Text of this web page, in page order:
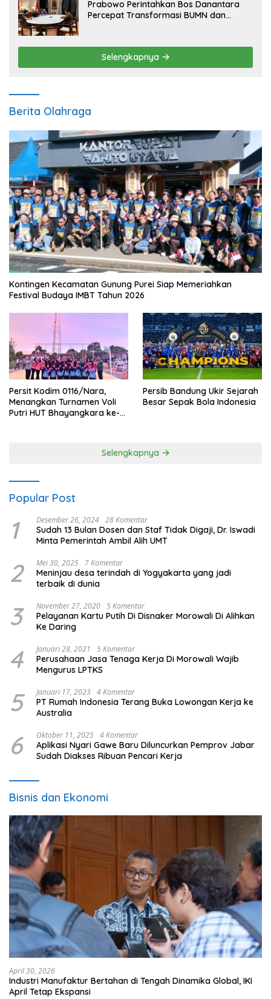
Prabowo Perintahkan Bos Danantara
Percepat Transformasi BUMN dan
Selengkapnya
Berita Olahraga
Kontingen Kecamatan Gunung Purei Siap Memeriahkan
Festival Budaya IMBT Tahun 2026
Persit Kodim 0116/Nara,
Menangkan Turnamen Voli
Putri HUT Bhayangkara ke-
Persib Bandung Ukir Sejarah
Besar Sepak Bola Indonesia
Selengkapnya
Popular Post
1 Desember 26, 2024 28 Komentar
Sudah 13 Bulan Dosen dan Staf Tidak Digaji, Dr. Iswadi
Minta Pemerintah Ambil Alih UMT
2 Mei 30, 2025 7 Komentar
Meninjau desa terindah di Yogyakarta yang jadi
terbaik di dunia
3 November 27, 2020 5 Komentar
Pelayanan Kartu Putih Di Disnaker Morowali Di Alihkan
Ke Daring
4 Januari 28, 2021 5 Komentar
Perusahaan Jasa Tenaga Kerja Di Morowali Wajib
Mengurus LPTKS
5 Januari 17, 2023 4 Komentar
PT Rumah Indonesia Terang Buka Lowongan Kerja ke
Australia
6 Oktober 11, 2025 4 Komentar
Aplikasi Nyari Gawe Baru Diluncurkan Pemprov Jabar
Sudah Diakses Ribuan Pencari Kerja
Bisnis dan Ekonomi
April 30, 2026
Industri Manufaktur Bertahan di Tengah Dinamika Global, IKI
April Tetap Ekspansi